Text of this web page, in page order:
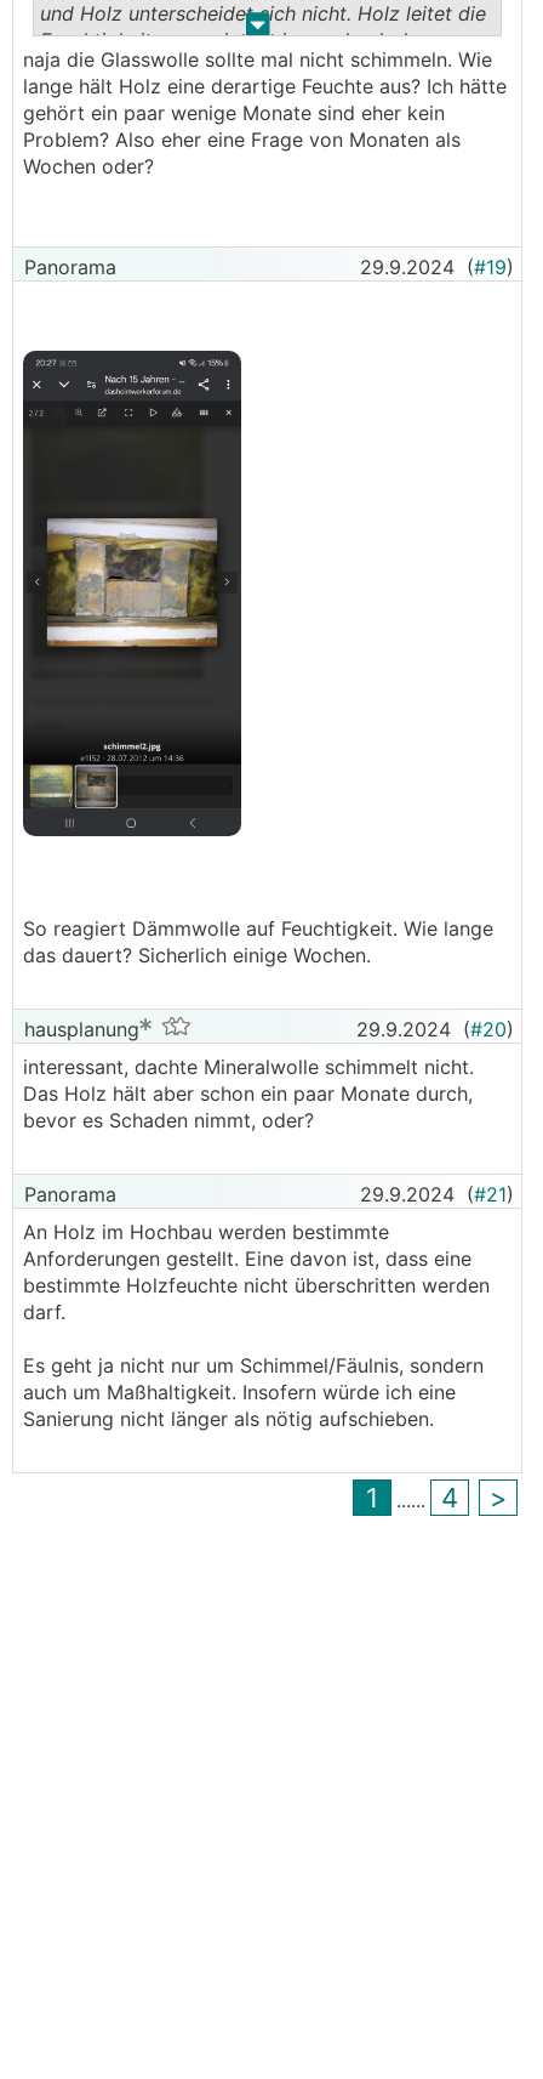
. .
und Holz unterscheidet sich nicht. Holz leitet die
Feuchtigkeit nur geringfügig, wodurch der
direkte Kontakt mit der Unterspannbahn nur für
wenige Zentimeter von Vorteil ist. Bei starker
Durchfeuchtung ist es auf jeden Fall zeitkritisch.
Handelt man nicht zeitnah, führt das zu
Schimmel und Fäulnis.
naja die Glasswolle sollte mal nicht schimmeln. Wie
lange hält Holz eine derartige Feuchte aus? Ich hätte
gehört ein paar wenige Monate sind eher kein
Problem? Also eher eine Frage von Monaten als
Wochen oder?
Panorama 29.9.2024 (#19)
So reagiert Dämmwolle auf Feuchtigkeit. Wie lange
das dauert? Sicherlich einige Wochen.
hausplanung 29.9.2024 (#20)
interessant, dachte Mineralwolle schimmelt nicht.
Das Holz hält aber schon ein paar Monate durch,
bevor es Schaden nimmt, oder?
Panorama 29.9.2024 (#21)
An Holz im Hochbau werden bestimmte
Anforderungen gestellt. Eine davon ist, dass eine
bestimmte Holzfeuchte nicht überschritten werden
darf.
Es geht ja nicht nur um Schimmel/Fäulnis, sondern
auch um Maßhaltigkeit. Insofern würde ich eine
Sanierung nicht länger als nötig aufschieben.
1 ...... 4 >